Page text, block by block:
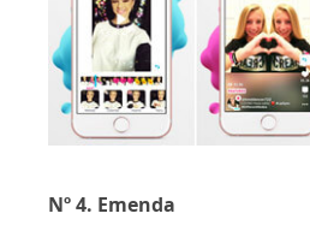
Nº 4. Emenda